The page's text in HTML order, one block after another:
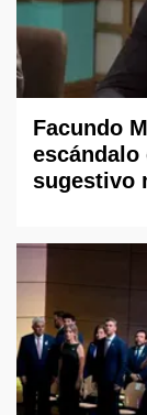
Facundo
escándalo
sugestivo